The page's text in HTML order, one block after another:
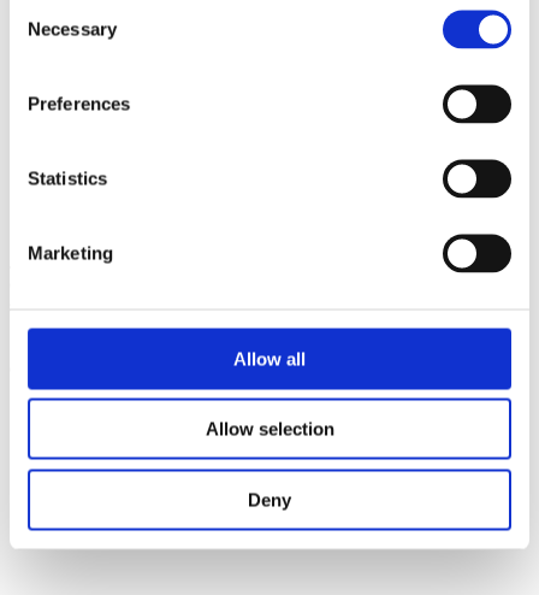
Selection
Necessary
Preferences
Statistics
Marketing
Allow all
Allow selection
Deny
Jagcheckade givetvis in på Foursquare
med många av mina vänner
skull träffa face-to-face.